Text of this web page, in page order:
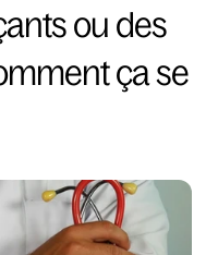
ou des
ça se